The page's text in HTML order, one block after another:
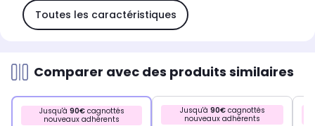
Toutes les caractéristiques
Comparer avec des produits similaires
Jusqu'à 90€cagnottés
nouveaux adhérents
Jusqu'à 90€cagnottés
nouveaux adhérents